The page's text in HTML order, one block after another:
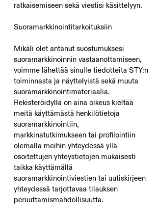
ratkaisemiseen sekä viestisi käsittelyyn.
Suoramarkkinointitarkoituksiin
Mikäli olet antanut suostumuksesi
suoramarkkinoinnin vastaanottamiseen,
voimme lähettää sinulle tiedotteita STY:n
toiminnasta ja näyttelyistä sekä muuta
suoramarkkinointimateriaalia.
Rekisteröidyllä on aina oikeus kieltää
meitä käyttämästä henkilötietoja
suoramarkkinointiin,
markkinatutkimukseen tai profilointiin
olemalla meihin yhteydessä yllä
osoitettujen yhteystietojen mukaisesti
taikka käyttämällä
suoramarkkinointiviestien tai uutiskirjeen
yhteydessä tarjottavaa tilauksen
peruuttamismahdollisuutta.